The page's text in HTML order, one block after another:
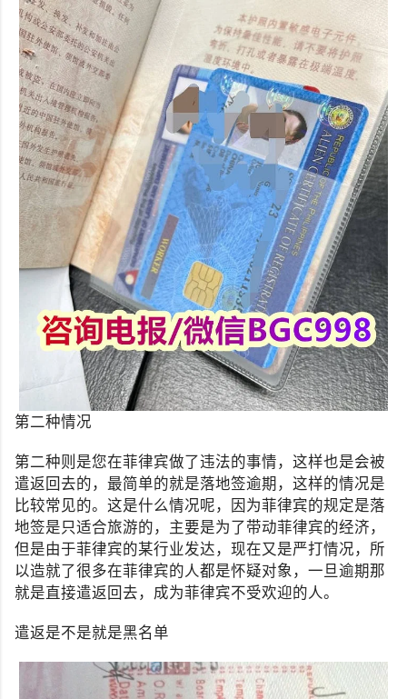
第二种情况
第二种则是您在菲律宾做了违法的事情，这样也是会被
遣返回去的，最简单的就是落地签逾期，这样的情况是
比较常见的。这是什么情况呢，因为菲律宾的规定是落
地签是只适合旅游的，主要是为了带动菲律宾的经济，
但是由于菲律宾的某行业发达，现在又是严打情况，所
以造就了很多在菲律宾的人都是怀疑对象，一旦逾期那
就是直接遣返回去，成为菲律宾不受欢迎的人。
遣返是不是就是黑名单